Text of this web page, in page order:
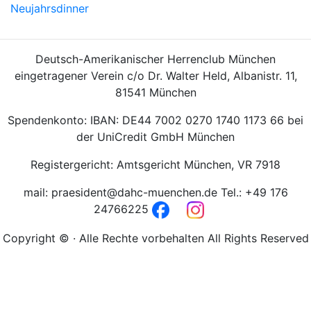
Neujahrsdinner
Deutsch-Amerikanischer Herrenclub München
eingetragener Verein c/o Dr. Walter Held, Albanistr. 11,
81541 München
Spendenkonto: IBAN: DE44 7002 0270 1740 1173 66 bei
der UniCredit GmbH München
Registergericht: Amtsgericht München, VR 7918
mail: praesident@dahc-muenchen.de Tel.: +49 176
24766225
Copyright © · Alle Rechte vorbehalten All Rights Reserved